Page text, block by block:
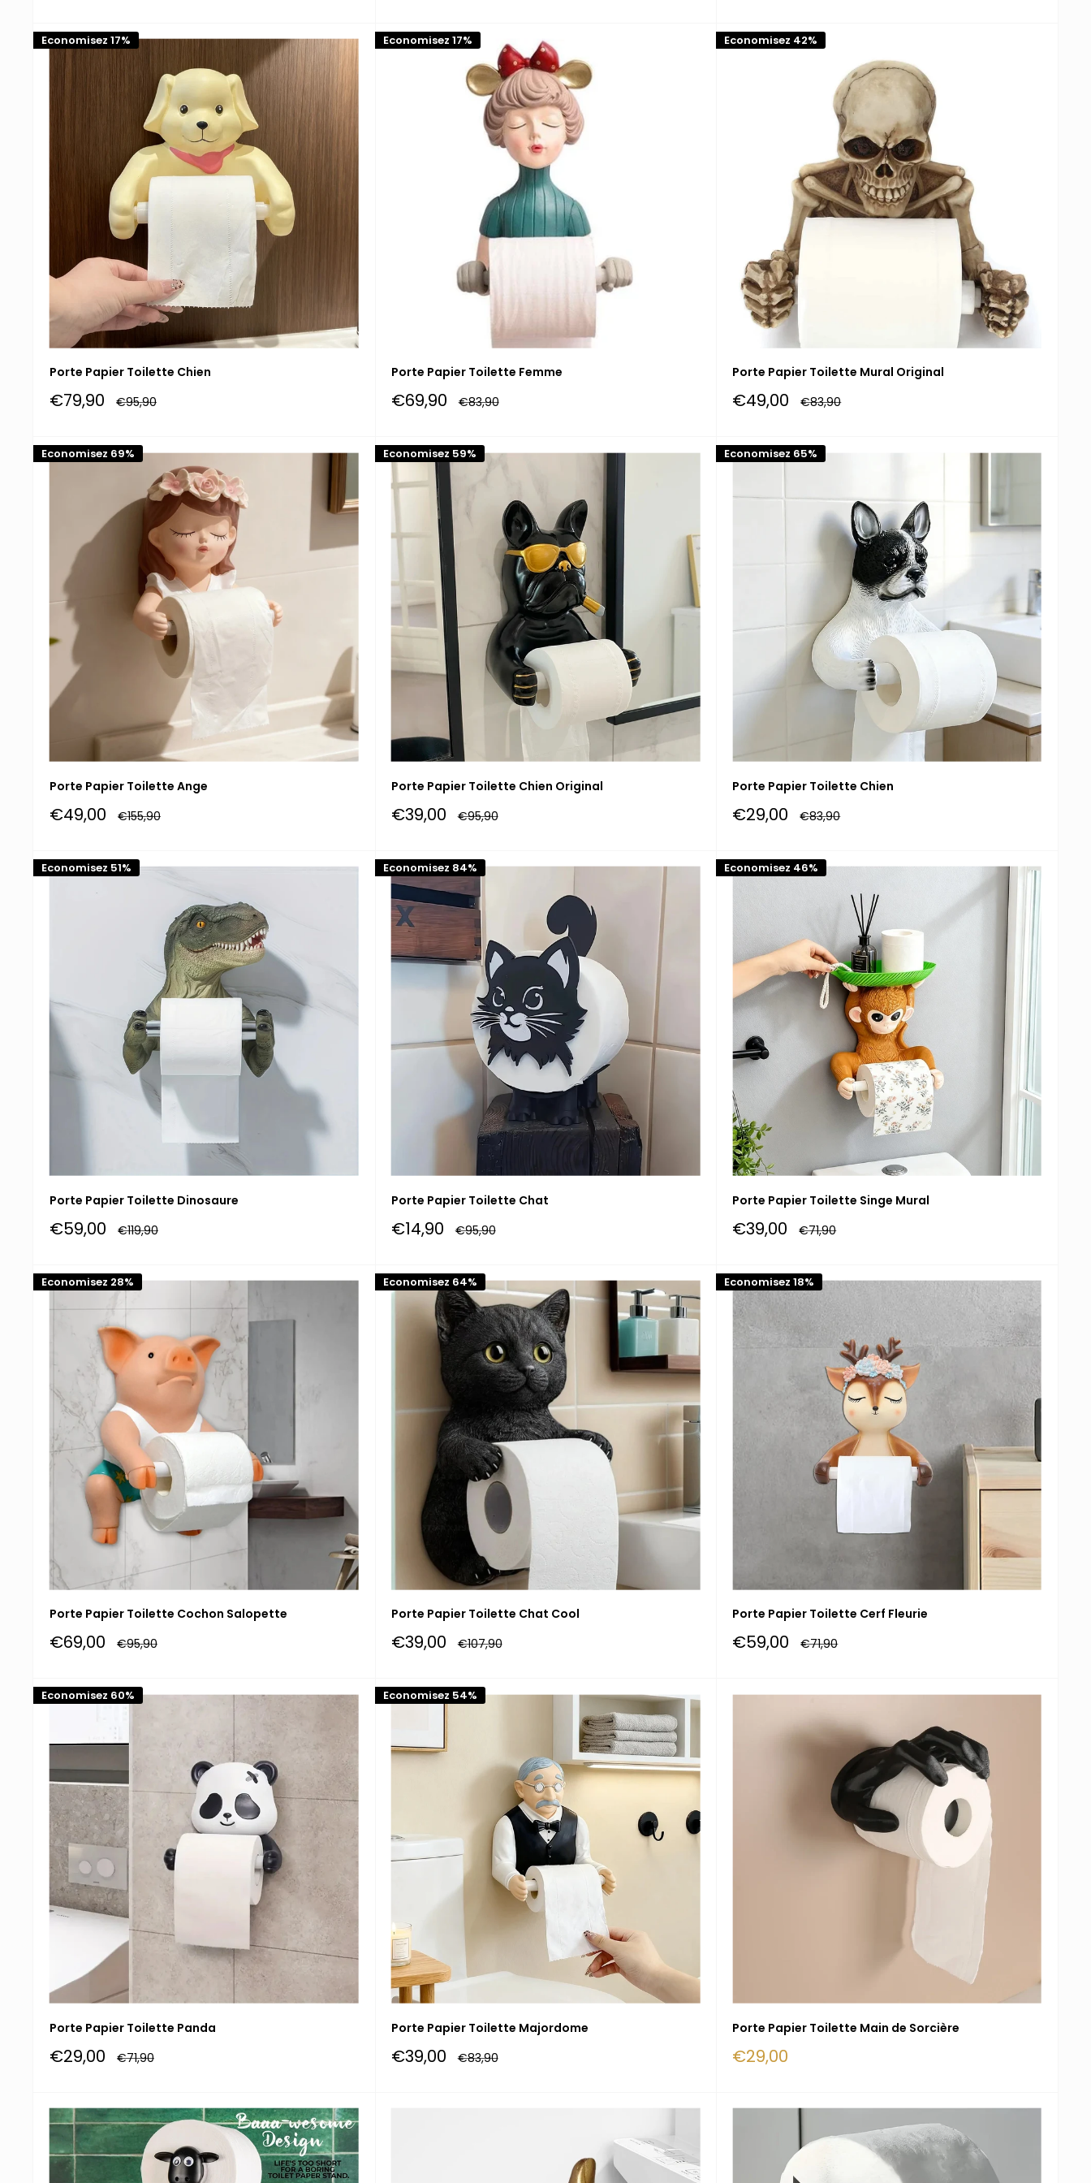
Economisez 17%
Porte Papier Toilette Chien
Prix
réduit
€79,90 Prix
normal
€95,90
Economisez 17%
Porte Papier Toilette Femme
Prix
réduit
€69,90 Prix
normal
€83,90
Economisez 42%
Porte Papier Toilette Mural Original
Prix
réduit
€49,00 Prix
normal
€83,90
Economisez 69%
Porte Papier Toilette Ange
Prix
réduit
€49,00 Prix
normal
€155,90
Economisez 59%
Porte Papier Toilette Chien Original
Prix
réduit
€39,00 Prix
normal
€95,90
Economisez 65%
Porte Papier Toilette Chien
Prix
réduit
€29,00 Prix
normal
€83,90
Economisez 51%
Porte Papier Toilette Dinosaure
Prix
réduit
€59,00 Prix
normal
€119,90
Economisez 84%
Porte Papier Toilette Chat
Prix
réduit
€14,90 Prix
normal
€95,90
Economisez 46%
Porte Papier Toilette Singe Mural
Prix
réduit
€39,00 Prix
normal
€71,90
Economisez 28%
Porte Papier Toilette Cochon Salopette
Prix
réduit
€69,00 Prix
normal
€95,90
Economisez 64%
Porte Papier Toilette Chat Cool
Prix
réduit
€39,00 Prix
normal
€107,90
Economisez 18%
Porte Papier Toilette Cerf Fleurie
Prix
réduit
€59,00 Prix
normal
€71,90
Economisez 60%
Porte Papier Toilette Panda
Prix
réduit
€29,00 Prix
normal
€71,90
Economisez 54%
Porte Papier Toilette Majordome
Prix
réduit
€39,00 Prix
normal
€83,90
Porte Papier Toilette Main de Sorcière
Prix
réduit
€29,00